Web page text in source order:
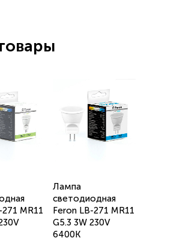
MR11
Лампа
светодиодная
Feron LB-271 MR11
G5.3 3W 230V
6400K